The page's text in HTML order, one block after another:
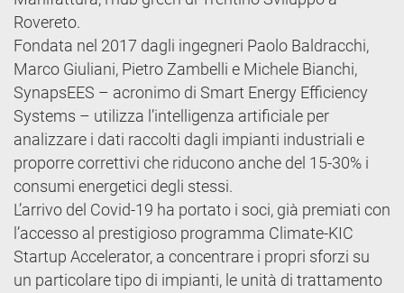
Rovereto.
Fondata nel 2017 dagli ingegneri Paolo Baldracchi,
Marco Giuliani, Pietro Zambelli e Michele Bianchi,
SynapsEES – acronimo di Smart Energy Efficiency
Systems – utilizza l’intelligenza artificiale per
analizzare i dati raccolti dagli impianti industriali e
proporre correttivi che riducono anche del 15-30% i
consumi energetici degli stessi.
L’arrivo del Covid-19 ha portato i soci, già premiati con
l’accesso al prestigioso programma Climate-KIC
Startup Accelerator, a concentrare i propri sforzi su
un particolare tipo di impianti, le unità di trattamento